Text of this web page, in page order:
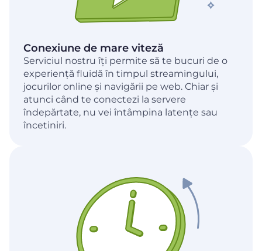
Conexiune de mare viteză
Serviciul nostru îți permite să te bucuri de o
experiență fluidă în timpul streamingului,
jocurilor online și navigării pe web. Chiar și
atunci când te conectezi la servere
îndepărtate, nu vei întâmpina latențe sau
încetiniri.